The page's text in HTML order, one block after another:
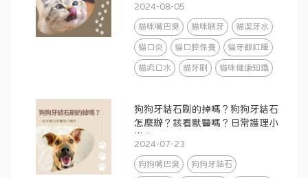
2024-08-05
貓咪嘴巴臭 貓咪刷牙 貓潔牙水
貓口炎 貓口腔保養 貓牙齦紅腫
貓流口水 貓牙刷 貓咪健康知識
狗狗牙結石刷的掉嗎？狗狗牙結石
怎麼辦？該看獸醫嗎？日常護理小
撇步
2024-07-23
狗狗嘴巴臭 狗狗牙結石